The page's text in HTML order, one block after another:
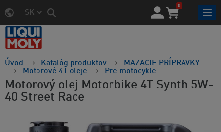
SK
0
Úvod Katalóg produktov
MAZACIE PRÍPRAVKY
Motorové 4T oleje
Pre motocykle
Motorový olej Motorbike 4T Synth 5W-
40 Street Race